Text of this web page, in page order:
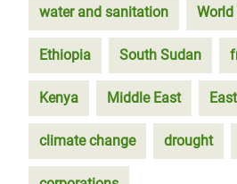
water and sanitation World
Ethiopia South Sudan
Kenya Middle East
climate change drought